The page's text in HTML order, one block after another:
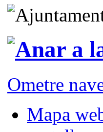
Ometre
Mapa